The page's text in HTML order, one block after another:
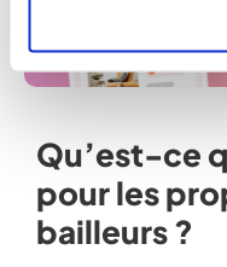
Qu’est-ce
pour les
bailleurs ?